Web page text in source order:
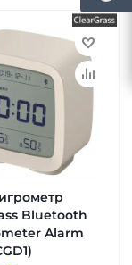
Bluetooth
Alarm